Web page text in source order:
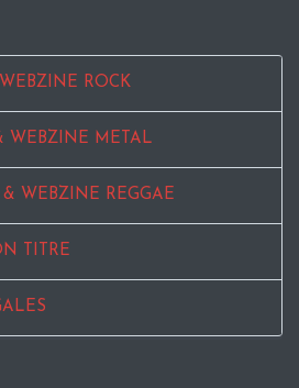
ROCK
WEBZINE METAL
WEBZINE REGGAE
TITRE